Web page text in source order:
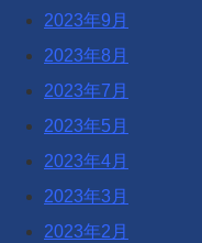
2023年9月
2023年8月
2023年7月
2023年5月
2023年4月
2023年3月
2023年2月